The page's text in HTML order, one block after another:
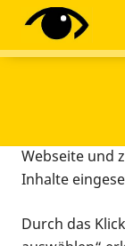
Diese
Tracking-
Webseite und
Inhalte
Durch das